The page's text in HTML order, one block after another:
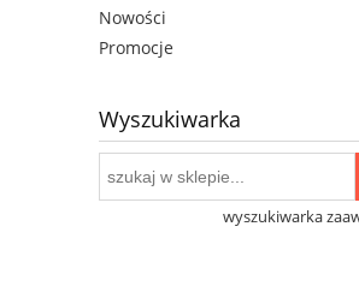
Nowości
Promocje
Wyszukiwarka
wyszukiwarka